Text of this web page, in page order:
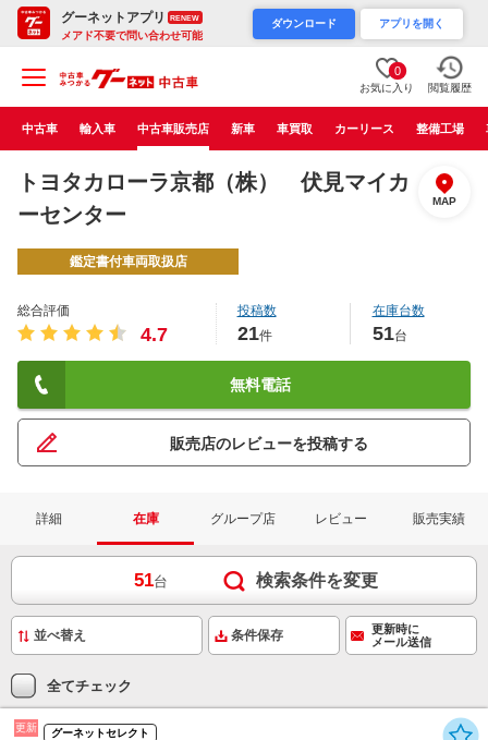
グーネットアプリ RENEW
メアド不要で問い合わせ可能
ダウンロード アプリを開く
0
お気に入り 閲覧履歴
中古車 輸入車 中古車販売店 新車 車買取 カーリース 整備工場
トヨタカローラ京都（株） 伏見マイカ
ーセンター
MAP
鑑定書付車両取扱店
総合評価
4.7
投稿数
21件
在庫台数
51台
無料電話
販売店のレビューを投稿する
詳細 在庫 グループ店 レビュー 販売実績
51台 検索条件を変更
条件保存
更新時に
メール送信
全てチェック
更新 グーネットセレクト